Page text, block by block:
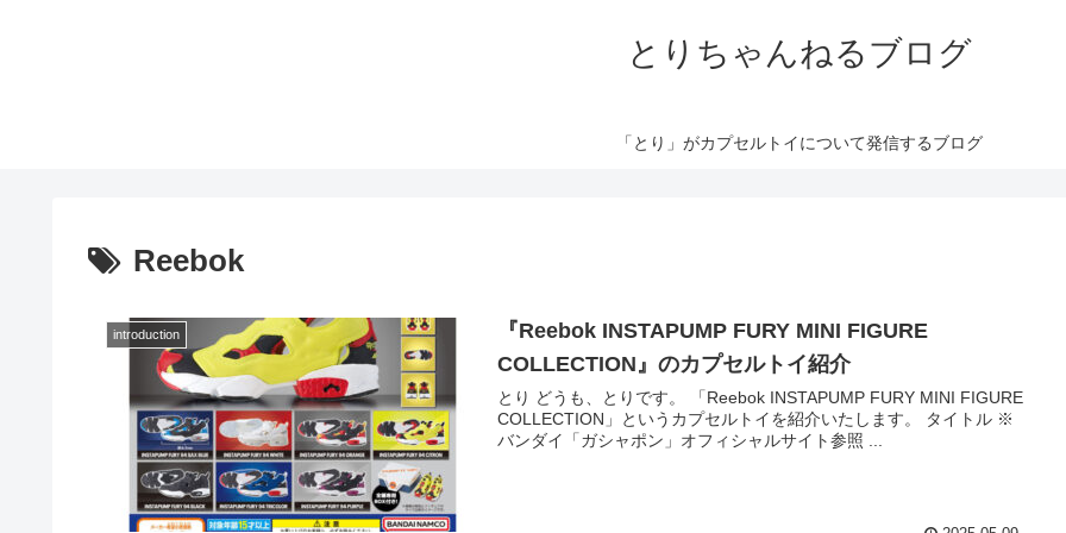
とりちゃんねるブログ
「とり」がカプセルトイについて発信するブログ
Reebok
introduction
『Reebok INSTAPUMP FURY MINI FIGURE
COLLECTION』のカプセルトイ紹介
とり どうも、とりです。 「Reebok INSTAPUMP FURY MINI FIGURE
COLLECTION」というカプセルトイを紹介いたします。 タイトル ※
バンダイ「ガシャポン」オフィシャルサイト参照 ...